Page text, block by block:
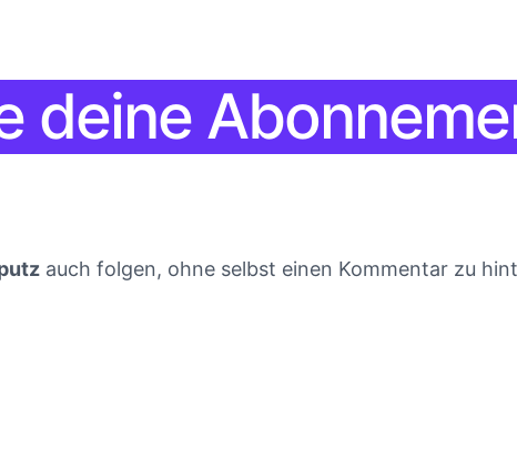
deine
auch folgen, ohne selbst einen Kommentar zu